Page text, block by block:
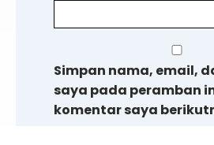
Simpan nama, email,
saya pada peramban
komentar saya